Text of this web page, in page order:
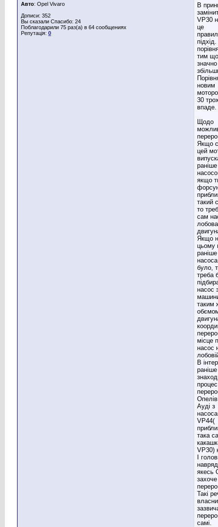
Авто: Opel Vivaro
Дописи: 352
Вы сказали Спасибо: 24
Поблагодарили 75 раз(а) в 64 сообщениях
Репутація: 0
В
VP30
це
тим
значно
новим
30
впаде.
Щодо
Якщо
цей
якщо
такий
то
сам
Якщо
цьому
раніше
було,
треба
насос
таким
місце
насос
В
раніше
процес
Ауді з
VP44(
така
VP30)
І
якесь
Такі
самі.